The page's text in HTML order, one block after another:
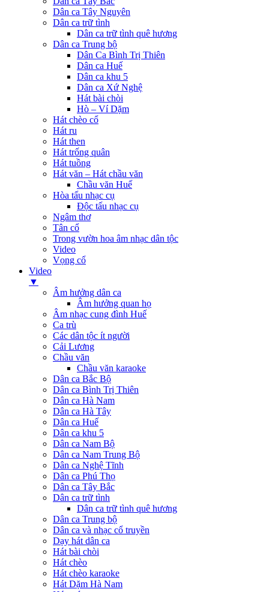
Dân ca Tây Nguyên
Dân ca trữ tình
Dân ca trữ tình quê hương
Dân ca Trung bộ
Dân Ca Bình Trị Thiên
Dân ca Huế
Dân ca khu 5
Dân ca Xứ Nghệ
Hát bài chòi
Hò – Ví Dặm
Hát chèo cổ
Hát ru
Hát then
Hát trống quân
Hát tuồng
Hát văn – Hát chầu văn
Chầu văn Huế
Hòa tấu nhạc cụ
Độc tấu nhạc cụ
Ngâm thơ
Tân cổ
Trong vườn hoa âm nhạc dân tộc
Video
Vọng cổ
Video
▼
Âm hưởng dân ca
Âm hưởng quan họ
Âm nhạc cung đình Huế
Ca trù
Các dân tộc ít người
Cải Lương
Chầu văn
Chầu văn karaoke
Dân ca Bắc Bộ
Dân ca Bình Trị Thiên
Dân ca Hà Nam
Dân ca Hà Tây
Dân ca Huế
Dân ca khu 5
Dân ca Nam Bộ
Dân ca Nam Trung Bộ
Dân ca Nghệ Tĩnh
Dân ca Phú Thọ
Dân ca Tây Bắc
Dân ca trữ tình
Dân ca trữ tình quê hương
Dân ca Trung bộ
Dân ca và nhạc cổ truyền
Dạy hát dân ca
Hát bài chòi
Hát chèo
Hát chèo karaoke
Hát Dặm Hà Nam